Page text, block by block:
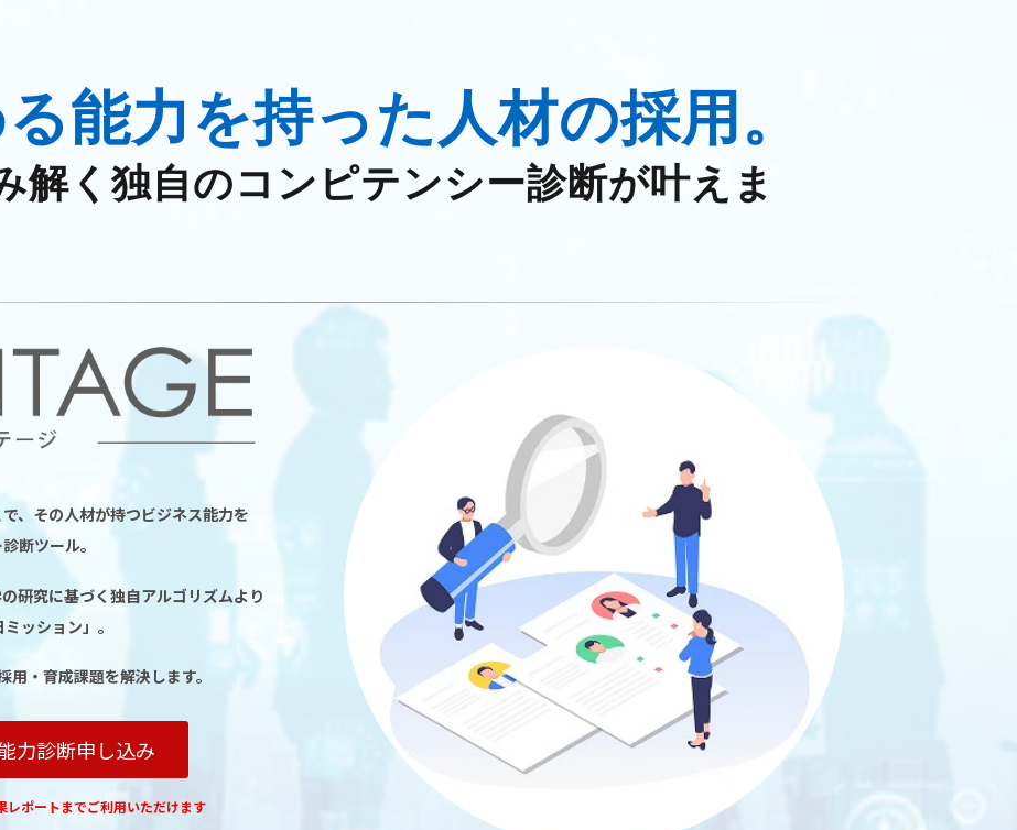
能力を持った人材の採用。
解く独自のコンピテンシー診断が叶えま
、その人材が持つビジネス能力を
断ツール。
研究に基づく独自アルゴリズムより
ッション」。
・育成課題を解決します。
力診断申し込み
ポートまでご利用いただけます